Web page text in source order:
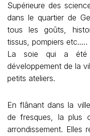
Supérieure des
dans le quartier de
tous les goûts,
tissus, pompiers etc.….
La soie qui a été
développement de la
petits ateliers.
En flânant dans la
de fresques, la plus
arrondissement. Elles